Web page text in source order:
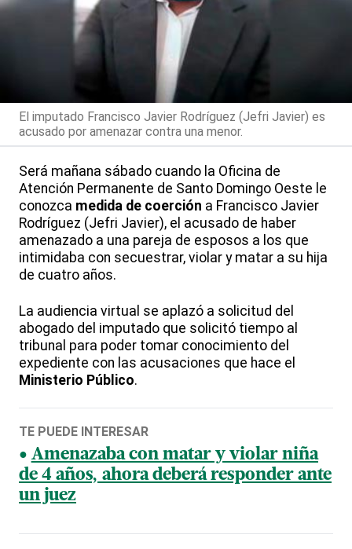
El imputado Francisco Javier Rodríguez (Jefri Javier) es
acusado por amenazar contra una menor.
Será mañana sábado cuando la Oficina de
Atención Permanente de Santo Domingo Oeste le
conozca medida de coerción a Francisco Javier
Rodríguez (Jefri Javier), el acusado de haber
amenazado a una pareja de esposos a los que
intimidaba con secuestrar, violar y matar a su hija
de cuatro años.
La audiencia virtual se aplazó a solicitud del
abogado del imputado que solicitó tiempo al
tribunal para poder tomar conocimiento del
expediente con las acusaciones que hace el
Ministerio Público.
TE PUEDE INTERESAR
Amenazaba con matar y violar niña
de 4 años, ahora deberá responder ante
un juez